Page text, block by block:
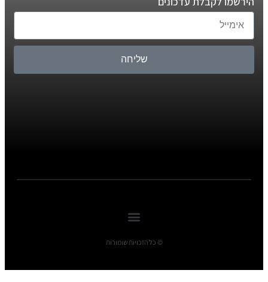
שליחה
© כל הזכויות שומורות